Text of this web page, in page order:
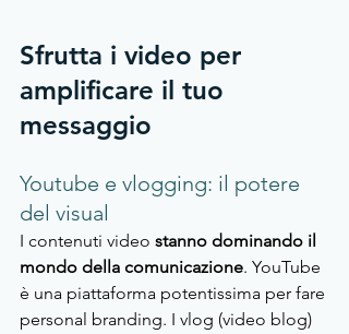
Sfrutta i video per
amplificare il tuo
messaggio
Youtube e vlogging: il potere
del visual
I contenuti video stanno dominando il
mondo della comunicazione. YouTube
è una piattaforma potentissima per fare
personal branding. I vlog (video blog)